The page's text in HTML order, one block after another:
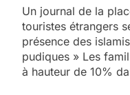
Un journal de la
touristes étrangers
présence des
pudiques » Les
à hauteur de 10%